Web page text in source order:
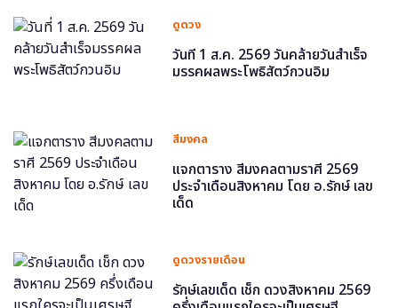
ดูดวง
วันที่ 1 ส.ค. 2569 วันคล้ายวันสำเร็จ
มรรคผลพระโพธิสัตว์กวนอิม
สีมงคล
แจกตาราง สีมงคลตามราศี 2569
ประจำเดือนสิงหาคม โดย อ.รักษ์ เลข
เด็ด
ดูดวงรายเดือน
รักษ์เลขเด็ด เช็ก ดวงสิงหาคม 2569